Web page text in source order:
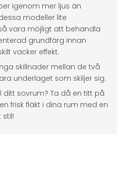
igenom mer ljus än
modeller lite
vara möjligt att behandla
grundfärg innan
vacker effekt.
skillnader mellan de två
underlaget som skiljer sig.
ditt sovrum? Ta då en titt på
frisk fläkt i dina rum med en